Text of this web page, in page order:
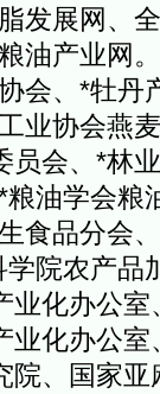
发展网、
油产业网。
会、*牡丹
业协会燕
员会、*林
油学会粮
食品分会
院农产品
业化办公
业化办公
院、国家